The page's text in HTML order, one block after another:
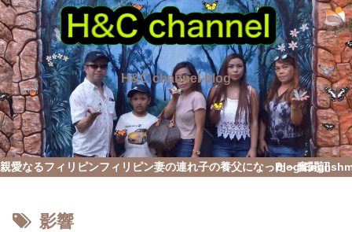
H&C channel-blog
親愛なるフィリピンフィリピン妻の連れ子の養父になった～奮闘記
Blog
影響